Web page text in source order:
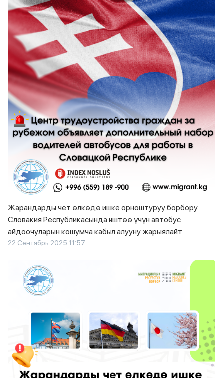
Жарандарды чет өлкөдө ишке орноштуруу борбору
Словакия Республикасында иштөө үчүн автобус
айдоочуларын кошумча кабыл алууну жарыялайт
22 Сентябрь 2025 11:57